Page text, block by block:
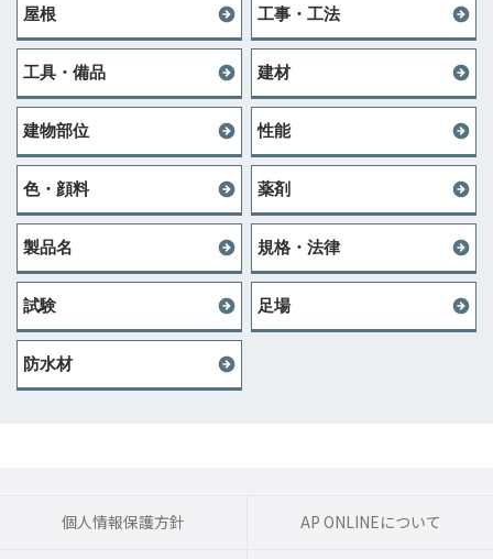
屋根 工事・工法
工具・備品 建材
建物部位 性能
色・顔料 薬剤
製品名 規格・法律
試験 足場
防水材
個人情報保護方針 AP ONLINEについて